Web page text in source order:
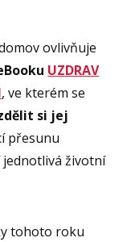
ovlivňuje
UZDRAV
, ve kterém se
si jej
přesunu
životní
tohoto roku